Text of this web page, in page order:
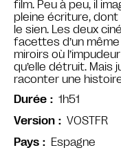
film. Peu à peu, il
pleine écriture,
le sien. Les deux
facettes d’un
miroirs où
qu’elle détruit. Mais
raconter une
Durée
1h51
Version
VOSTFR
Pays
Espagne